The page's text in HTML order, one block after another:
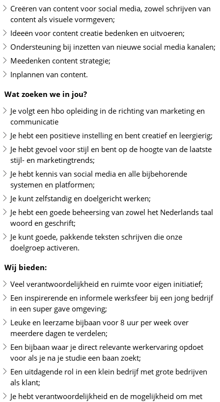
Creëren van content voor social media, zowel schrijven van
content als visuele vormgeven;
Ideeën voor content creatie bedenken en uitvoeren;
Ondersteuning bij inzetten van nieuwe social media kanalen;
Meedenken content strategie;
Inplannen van content.
Wat zoeken we in jou?
Je volgt een hbo opleiding in de richting van marketing en
communicatie
Je hebt een positieve instelling en bent creatief en leergierig;
Je hebt gevoel voor stijl en bent op de hoogte van de laatste
stijl- en marketingtrends;
Je hebt kennis van social media en alle bijbehorende
systemen en platformen;
Je kunt zelfstandig en doelgericht werken;
Je hebt een goede beheersing van zowel het Nederlands taal
woord en geschrift;
Je kunt goede, pakkende teksten schrijven die onze
doelgroep activeren.
Wij bieden:
Veel verantwoordelijkheid en ruimte voor eigen initiatief;
Een inspirerende en informele werksfeer bij een jong bedrijf
in een super gave omgeving;
Leuke en leerzame bijbaan voor 8 uur per week over
meerdere dagen te verdelen;
Een bijbaan waar je direct relevante werkervaring opdoet
voor als je na je studie een baan zoekt;
Een uitdagende rol in een klein bedrijf met grote bedrijven
als klant;
Je hebt verantwoordelijkheid en de mogelijkheid om met